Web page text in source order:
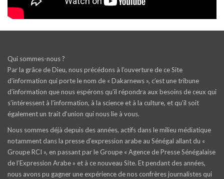
Qui sommes-nous ?
Par la grâce de Dieu, nous précédons à l’ouverture de ce Site
d’information qui porte le nom de « Dakarnews », c’est une tribune
d’information que nous espérons qu’il répondra aux besoins de ceux qui
s’intéressent à l’information, à la science et à la culture, et qu’il soit
également un trait d‘union qui nous lie à vous.
Nous sommes déjà depuis des années, actifs dans le milieu médiatique
notamment dans la presse d’expression arabe au Sénégal allant du «
Groupe RCI », en passant par le Groupe « Agence de Presse Sénégalaise
de l’Expression Arabe » et à ce nouveau Site. Et pendant des années,
nous avons pu gagner une expérience de nos confrères journalistes qui